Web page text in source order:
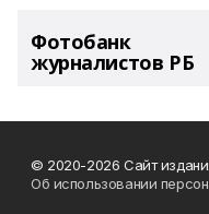
Фотобанк
журналистов РБ
© 2020-2026 Сайт
Об использовании